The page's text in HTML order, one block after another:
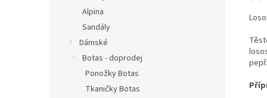
Alpina
Sandály
Dámské
Botas - doprodej
Ponožky Botas
Tkaničky Botas